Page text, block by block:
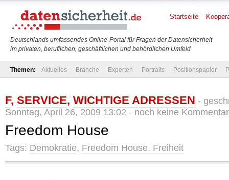
Deutschlands umfassendes Online-Portal für Fragen der Datensicherheit
im privaten, beruflichen, geschäftlichen und behördlichen Umfeld
Startseite
Themen: Aktuelles Branche Experten Portraits Positionspapier
F, SERVICE, WICHTIGE ADRESSEN -
Sonntag, April 26, 2009 13:02 - noch keine
Freedom House
Tags: Demokratie, Freedom House. Freiheit